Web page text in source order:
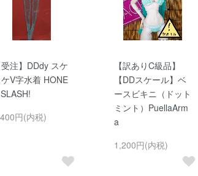
受注】DDdy スケ
ケV字水着 HONE
円(内税)
【訳ありC級品】
【DDスケール】ベ
ースビキニ（ドット
ミント）PuellaArm
a
1,200円(内税)